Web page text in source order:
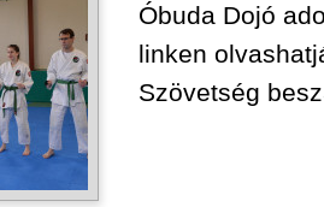
Óbuda Dojó
linken
Szövetség